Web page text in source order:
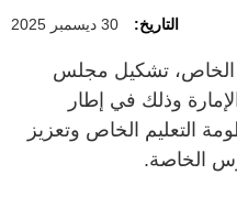
التاريخ: 30 ديسمبر 2025
الخاص، تشكيل مجلس
وذلك في إطار
التعليم الخاص وتعزيز
الخاصة.